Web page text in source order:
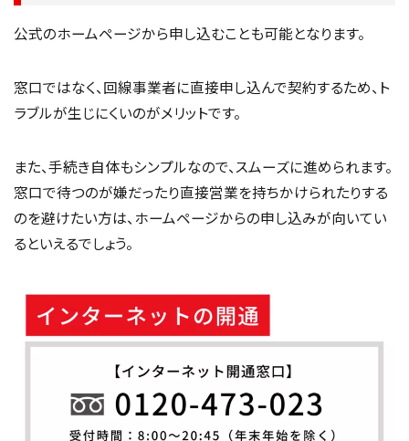
公式のホームページから申し込むことも可能となります。
窓口ではなく、回線事業者に直接申し込んで契約するため、ト
ラブルが生じにくいのがメリットです。
また、手続き自体もシンプルなので、スムーズに進められます。
窓口で待つのが嫌だったり直接営業を持ちかけられたりする
のを避けたい方は、ホームページからの申し込みが向いてい
るといえるでしょう。